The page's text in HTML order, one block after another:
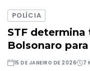
POLÍCIA
STF
Bolsonaro
15 DE JANEIRO DE 2026 7